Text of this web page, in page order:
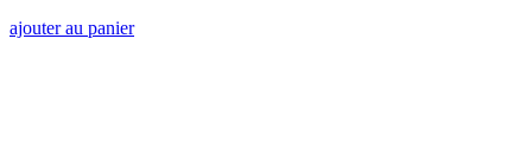
ajouter au panier